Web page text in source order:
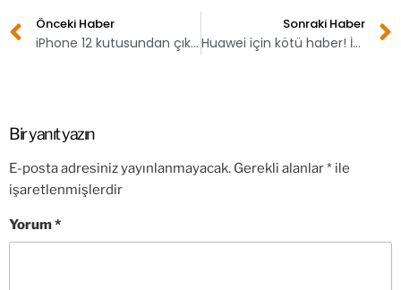
Önceki Haber
iPhone 12 kutusundan çıkacak olan tek aksesuar
Sonraki Haber
Huawei için kötü haber! İngiltere Amerika baskısına yenik düştü
Bir yanıt yazın
E-posta adresiniz yayınlanmayacak. Gerekli alanlar* ile
işaretlenmişlerdir
Yorum*